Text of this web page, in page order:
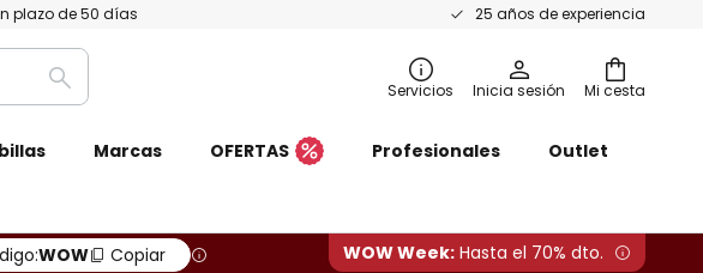
plazo de 50 días 25 años de experiencia
Mi cesta
Buscar Servicios Inicia sesión
Marcas OFERTAS Profesionales Outlet
WOW Copiar WOW Week: Hasta el 70% dto.